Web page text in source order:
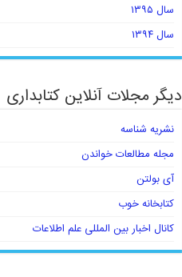
سال ۱۳۹۵
سال ۱۳۹۴
دیگر مجلات آنلاین کتابداری
نشریه شناسه
مجله مطالعات خواندن
آی بولتن
کتابخانه خوب
کانال اخبار بین المللی علم اطلاعات